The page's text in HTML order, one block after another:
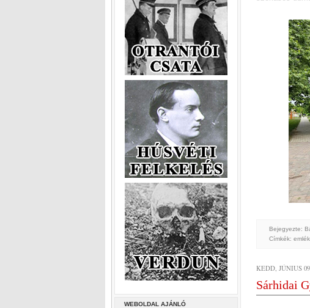
WEBOLDAL AJÁNLÓ
Bejegyezte:
Címkék:
KEDD, JÚNIUS
Sárhidai